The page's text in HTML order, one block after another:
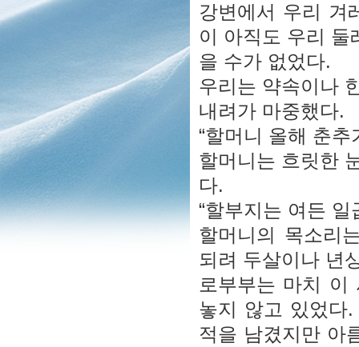
강변에서 우리 겨
이 아직도 우리
을 수가 없었다.
우리는 약속이나
내려가 마중했다.
“할머니 올해 춘추
할머니는 흐릿한
다.
“할부지는 여든 일
할머니의 목소리
되려 두살이나 년
로부부는 마치
놓지 않고 있었다
적을 남겼지만 아